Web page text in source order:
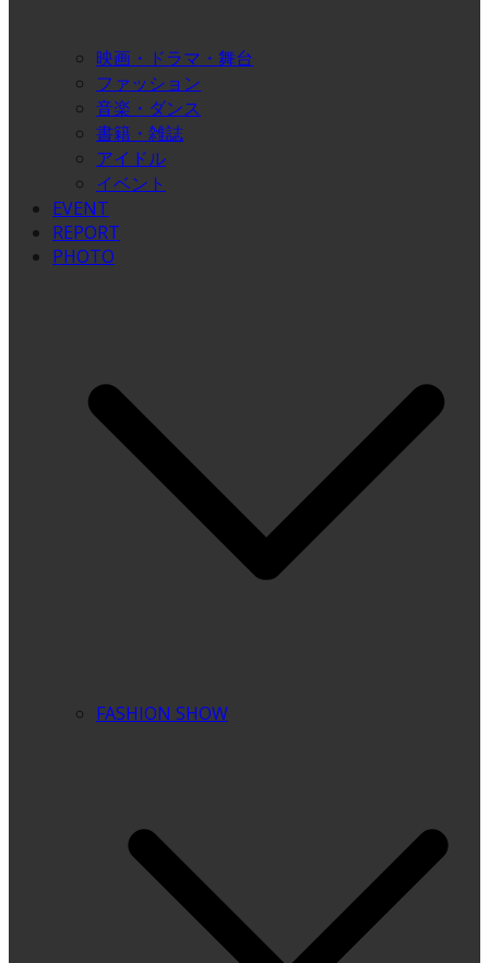
映画・ドラマ・舞台
ファッション
音楽・ダンス
書籍・雑誌
アイドル
イベント
EVENT
REPORT
PHOTO
FASHION SHOW